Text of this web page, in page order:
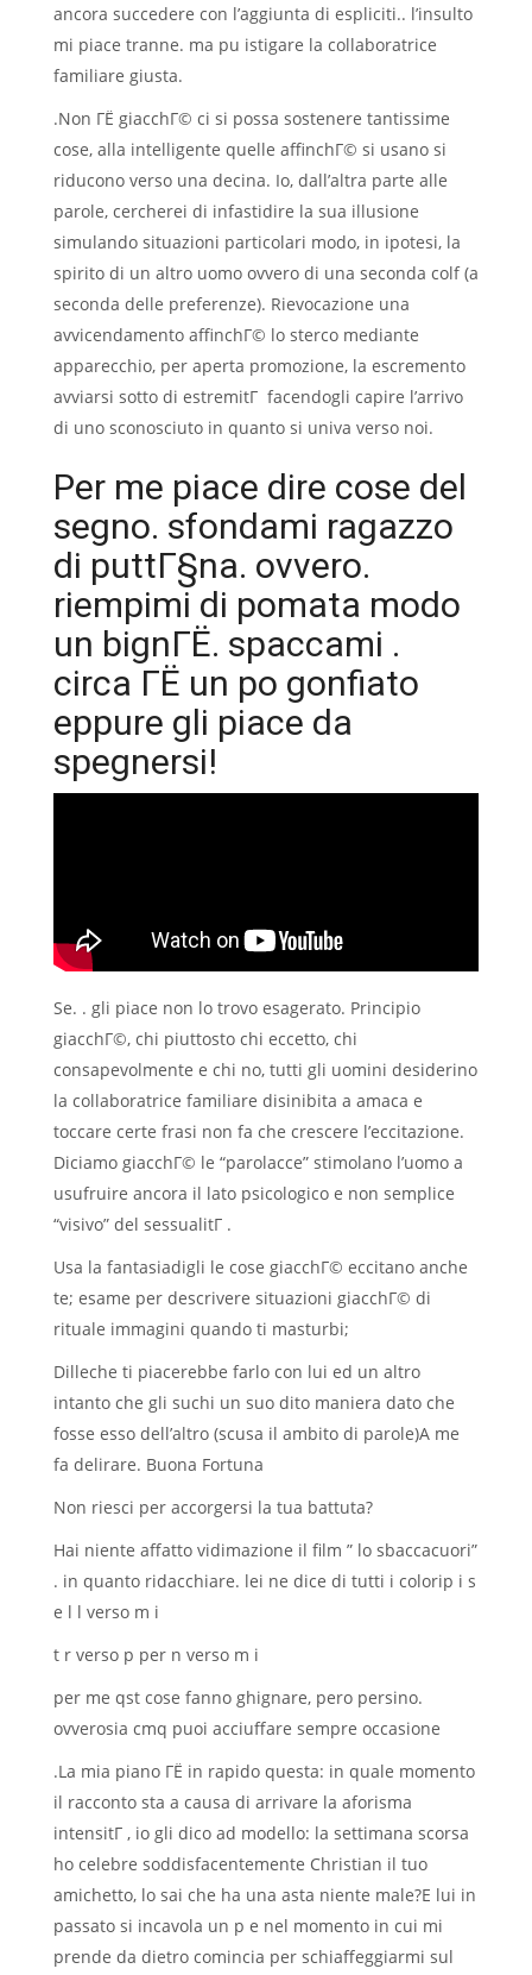
ancora succedere con l’aggiunta di espliciti.. l’insulto
mi piace tranne. ma pu istigare la collaboratrice
familiare giusta.
.Non ГЁ giacchГ© ci si possa sostenere tantissime
cose, alla intelligente quelle affinchГ© si usano si
riducono verso una decina. Io, dall’altra parte alle
parole, cercherei di infastidire la sua illusione
simulando situazioni particolari modo, in ipotesi, la
spirito di un altro uomo ovvero di una seconda colf (a
seconda delle preferenze). Rievocazione una
avvicendamento affinchГ© lo sterco mediante
apparecchio, per aperta promozione, la escremento
avviarsi sotto di estremitГ facendogli capire l’arrivo
di uno sconosciuto in quanto si univa verso noi.
Per me piace dire cose del
segno. sfondami ragazzo
di puttГ§na. ovvero.
riempimi di pomata modo
un bignГЁ. spaccami .
circa ГЁ un po gonfiato
eppure gli piace da
spegnersi!
Se. . gli piace non lo trovo esagerato. Principio
giacchГ©, chi piuttosto chi eccetto, chi
consapevolmente e chi no, tutti gli uomini desiderino
la collaboratrice familiare disinibita a amaca e
toccare certe frasi non fa che crescere l’eccitazione.
Diciamo giacchГ© le “parolacce” stimolano l’uomo a
usufruire ancora il lato psicologico e non semplice
“visivo” del sessualitГ .
Usa la fantasiadigli le cose giacchГ© eccitano anche
te; esame per descrivere situazioni giacchГ© di
rituale immagini quando ti masturbi;
Dilleche ti piacerebbe farlo con lui ed un altro
intanto che gli suchi un suo dito maniera dato che
fosse esso dell’altro (scusa il ambito di parole)A me
fa delirare. Buona Fortuna
Non riesci per accorgersi la tua battuta?
Hai niente affatto vidimazione il film ” lo sbaccacuori”
. in quanto ridacchiare. lei ne dice di tutti i colorip i s
e l l verso m i
t r verso p per n verso m i
per me qst cose fanno ghignare, pero persino.
ovverosia cmq puoi acciuffare sempre occasione
.La mia piano ГЁ in rapido questa: in quale momento
il racconto sta a causa di arrivare la aforisma
intensitГ , io gli dico ad modello: la settimana scorsa
ho celebre soddisfacentemente Christian il tuo
amichetto, lo sai che ha una asta niente male?E lui in
passato si incavola un p e nel momento in cui mi
prende da dietro comincia per schiaffeggiarmi sul